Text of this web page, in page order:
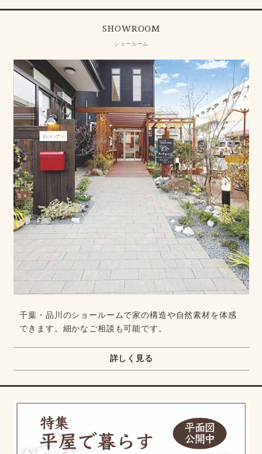
SHOWROOM
ショールーム
千葉・品川のショールームで家の構造や自然素材を体感
できます。細かなご相談も可能です。
詳しく見る